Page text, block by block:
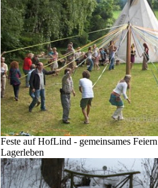
Feste auf HofLind - gemeinsames
Lagerleben